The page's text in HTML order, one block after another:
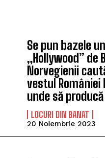
Se pun bazele
„Hollywood” de
Norvegienii
vestul României
unde să
LOCURI DIN BANAT
20 Noiembrie 2023